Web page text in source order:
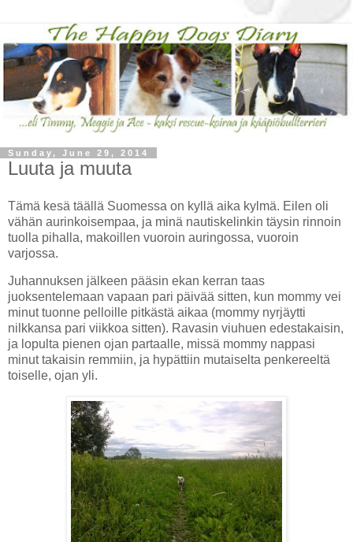
Sunday, June 29, 2014
Luuta ja muuta
Tämä kesä täällä Suomessa on kyllä aika kylmä. Eilen oli
vähän aurinkoisempaa, ja minä nautiskelinkin täysin rinnoin
tuolla pihalla, makoillen vuoroin auringossa, vuoroin
varjossa.
Juhannuksen jälkeen pääsin ekan kerran taas
juoksentelemaan vapaan pari päivää sitten, kun mommy vei
minut tuonne pelloille pitkästä aikaa (mommy nyrjäytti
nilkkansa pari viikkoa sitten). Ravasin viuhuen edestakaisin,
ja lopulta pienen ojan partaalle, missä mommy nappasi
minut takaisin remmiin, ja hypättiin mutaiselta penkereeltä
toiselle, ojan yli.